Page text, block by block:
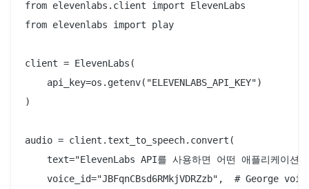
from elevenlabs.client import ElevenLabs
from elevenlabs import play
client = ElevenLabs(
    api_key=os.getenv("ELEVENLABS_API_KEY")
)
audio = client.text_to_speech.convert(
text="ElevenLabs API를 사용하면 어떤 애플리케이션
voice_id="JBFqnCBsd6RMkjVDRZzb",  # George